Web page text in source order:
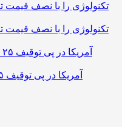
تکنولوژی را با نصف قیمت